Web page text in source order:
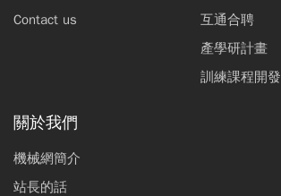
Contact us
互通合聘
產學研計畫
訓練課程開發
關於我們
機械網簡介
站長的話